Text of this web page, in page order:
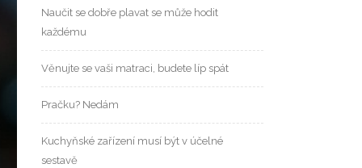
Naučit se dobře plavat se může hodit
každému
Věnujte se vaši matraci, budete líp spát
Pračku? Nedám
Kuchyňské zařízení musí být v účelné
sestavě